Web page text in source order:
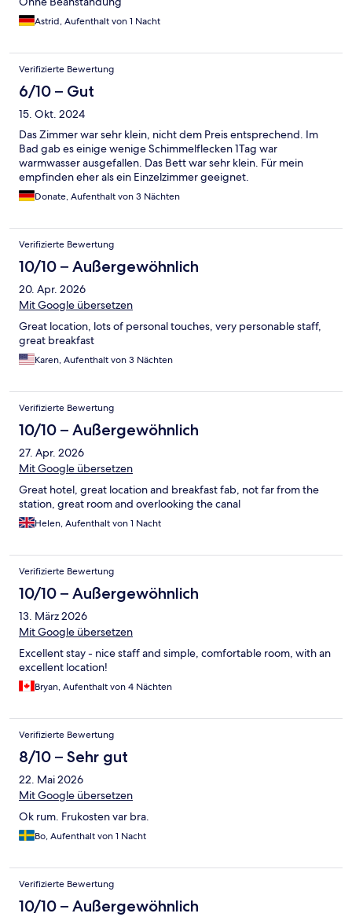
Astrid, Aufenthalt von 1 Nacht
Verifizierte Bewertung
6/10 – Gut
15. Okt. 2024
Das Zimmer war sehr klein, nicht dem Preis entsprechend. Im
Bad gab es einige wenige Schimmelflecken 1Tag war
warmwasser ausgefallen. Das Bett war sehr klein. Für mein
empfinden eher als ein Einzelzimmer geeignet.
Donate, Aufenthalt von 3 Nächten
Verifizierte Bewertung
10/10 – Außergewöhnlich
20. Apr. 2026
Mit Google übersetzen
Great location, lots of personal touches, very personable staff,
great breakfast
Karen, Aufenthalt von 3 Nächten
Verifizierte Bewertung
10/10 – Außergewöhnlich
27. Apr. 2026
Mit Google übersetzen
Great hotel, great location and breakfast fab, not far from the
station, great room and overlooking the canal
Helen, Aufenthalt von 1 Nacht
Verifizierte Bewertung
10/10 – Außergewöhnlich
13. März 2026
Mit Google übersetzen
Excellent stay - nice staff and simple, comfortable room, with an
excellent location!
Bryan, Aufenthalt von 4 Nächten
Verifizierte Bewertung
8/10 – Sehr gut
22. Mai 2026
Mit Google übersetzen
Ok rum. Frukosten var bra.
Bo, Aufenthalt von 1 Nacht
Verifizierte Bewertung
10/10 – Außergewöhnlich